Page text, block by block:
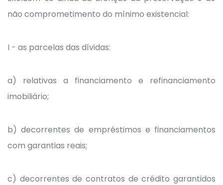
não comprometimento do mínimo existencial:
I - as parcelas das dívidas:
a) relativas a financiamento e refinanciamento
imobiliário;
b) decorrentes de empréstimos e financiamentos
com garantias reais;
c) decorrentes de contratos de crédito garantidos